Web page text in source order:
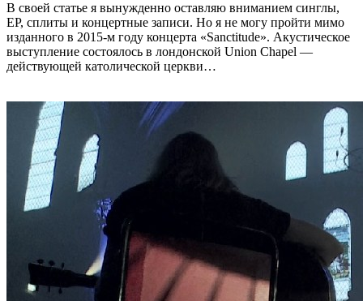
В своей статье я вынужденно оставляю вниманием синглы,
EP, сплиты и концертные записи. Но я не могу пройти мимо
изданного в 2015-м году концерта «Sanctitude». Акустическое
выступление состоялось в лондонской Union Chapel —
действующей католической церкви…